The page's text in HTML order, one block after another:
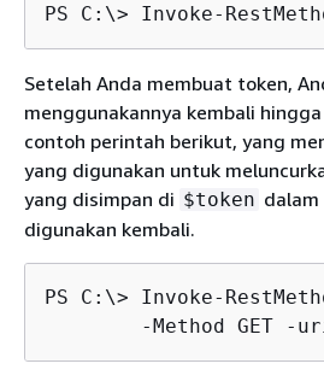
PS C:\> Invoke-
Setelah Anda membuat token,
menggunakannya kembali
contoh perintah berikut, yang
yang digunakan untuk
yang disimpan di $token dalam
digunakan kembali.
PS C:\> Invoke-
-Method GET -